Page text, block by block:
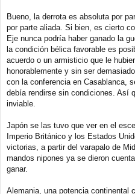
Bueno, la derrota es absoluta por
por parte aliada. Si bien, es cierto
Eje nunca podría haber ganado la
la condición bélica favorable es
acuerdo o un armisticio que le
honorablemente y sin ser
con la conferencia en Casablanca,
debía rendirse sin condiciones. Así
inviable.
Japón se las tuvo que ver en el
Imperio Británico y los Estados
victorias, a partir del varapalo de
mandos nipones ya se dieron
ganar.
Alemania, una potencia continental